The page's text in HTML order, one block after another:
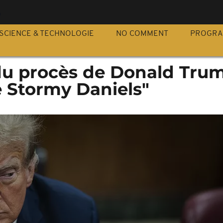
SCIENCE & TECHNOLOGIE NO COMMENT
procès de Donald
Daniels"